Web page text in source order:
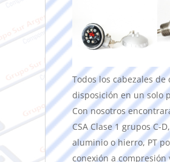
Todos los cabezales
disposición en un solo
Con nosotros
CSA Clase 1 grupos C-
aluminio o hierro, PT
conexión a compresión